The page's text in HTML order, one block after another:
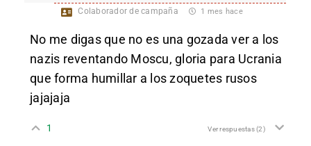
Colaborador de campaña 1 mes hace
No me digas que no es una gozada ver a los
nazis reventando Moscu, gloria para Ucrania
que forma humillar a los zoquetes rusos
jajajaja
1 Ver respuestas(2)